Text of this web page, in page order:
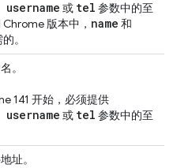
username 或 tel 参数中的至
版本中， name 和
。
。
141 开始，必须提供
username 或 tel 参数中的至
址。